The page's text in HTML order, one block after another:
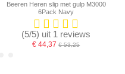
Beeren Heren slip met gulp M3000
6Pack Navy
(5/5) uit 1 reviews
€ 44,37€ 53,25